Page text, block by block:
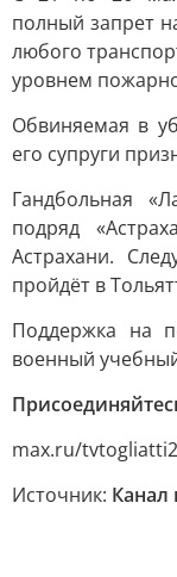
полный запрет
любого
уровнем
Обвиняемая в
его супруги
Гандбольная
подряд
Астрахани.
пройдёт в
Поддержка на
военный
max.ru/
Источник: Канал